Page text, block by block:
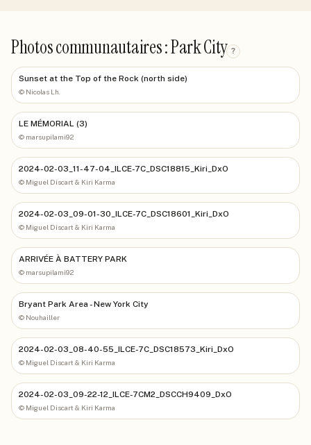
Photos communautaires : Park City ?
Sunset at the Top of the Rock (north side)
© Nicolas Lh.
LE MÉMORIAL (3)
© marsupilami92
2024-02-03_11-47-04_ILCE-7C_DSC18815_Kiri_DxO
© Miguel Discart & Kiri Karma
2024-02-03_09-01-30_ILCE-7C_DSC18601_Kiri_DxO
© Miguel Discart & Kiri Karma
ARRIVÉE À BATTERY PARK
© marsupilami92
Bryant Park Area - New York City
© Nouhailler
2024-02-03_08-40-55_ILCE-7C_DSC18573_Kiri_DxO
© Miguel Discart & Kiri Karma
2024-02-03_09-22-12_ILCE-7CM2_DSCCH9409_DxO
© Miguel Discart & Kiri Karma